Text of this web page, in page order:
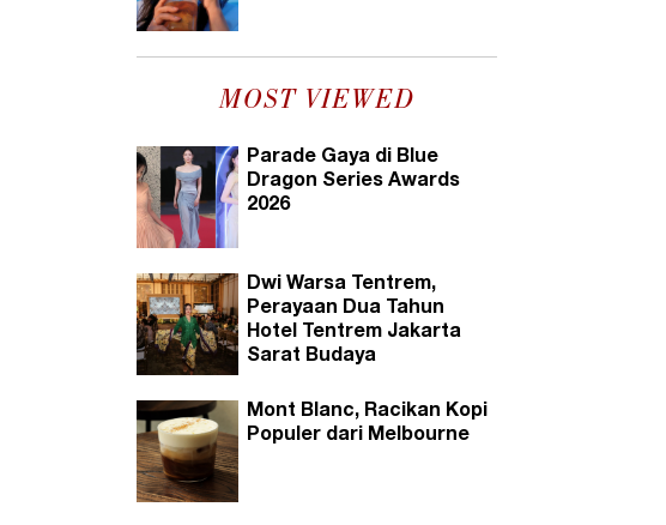
MOST VIEWED
Parade Gaya di Blue
Dragon Series Awards
2026
Dwi Warsa Tentrem,
Perayaan Dua Tahun
Hotel Tentrem Jakarta
Sarat Budaya
Mont Blanc, Racikan Kopi
Populer dari Melbourne